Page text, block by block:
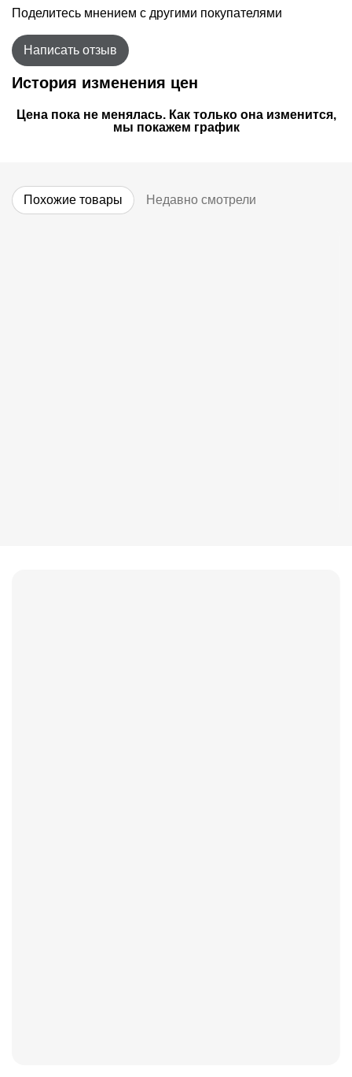
Поделитесь мнением с другими покупателями
Написать отзыв
История изменения цен
Цена пока не менялась. Как только она изменится,
мы покажем график
Похожие товары Недавно смотрели